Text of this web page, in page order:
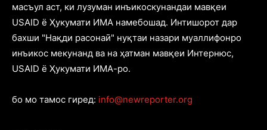
масъул аст, ки лузуман инъикоскунандаи мавқеи
USAID ё Ҳукумати ИМА намебошад. Интишорот дар
бахши "Нақди расонаӣ" нуқтаи назари муаллифонро
инъикос мекунанд ва на ҳатман мавқеи Интернюс,
USAID ё Ҳукумати ИМА-ро.
бо мо тамос гиред: info@newreporter.org